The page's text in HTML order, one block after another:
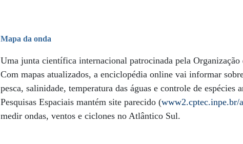
Mapa da onda
Uma junta científica internacional patrocinada pela
Com mapas atualizados, a enciclopédia online vai informar
pesca, salinidade, temperatura das águas e controle de
Pesquisas Espaciais mantém site parecido (www2.cptec.inpe.br/
medir ondas, ventos e ciclones no Atlântico Sul.